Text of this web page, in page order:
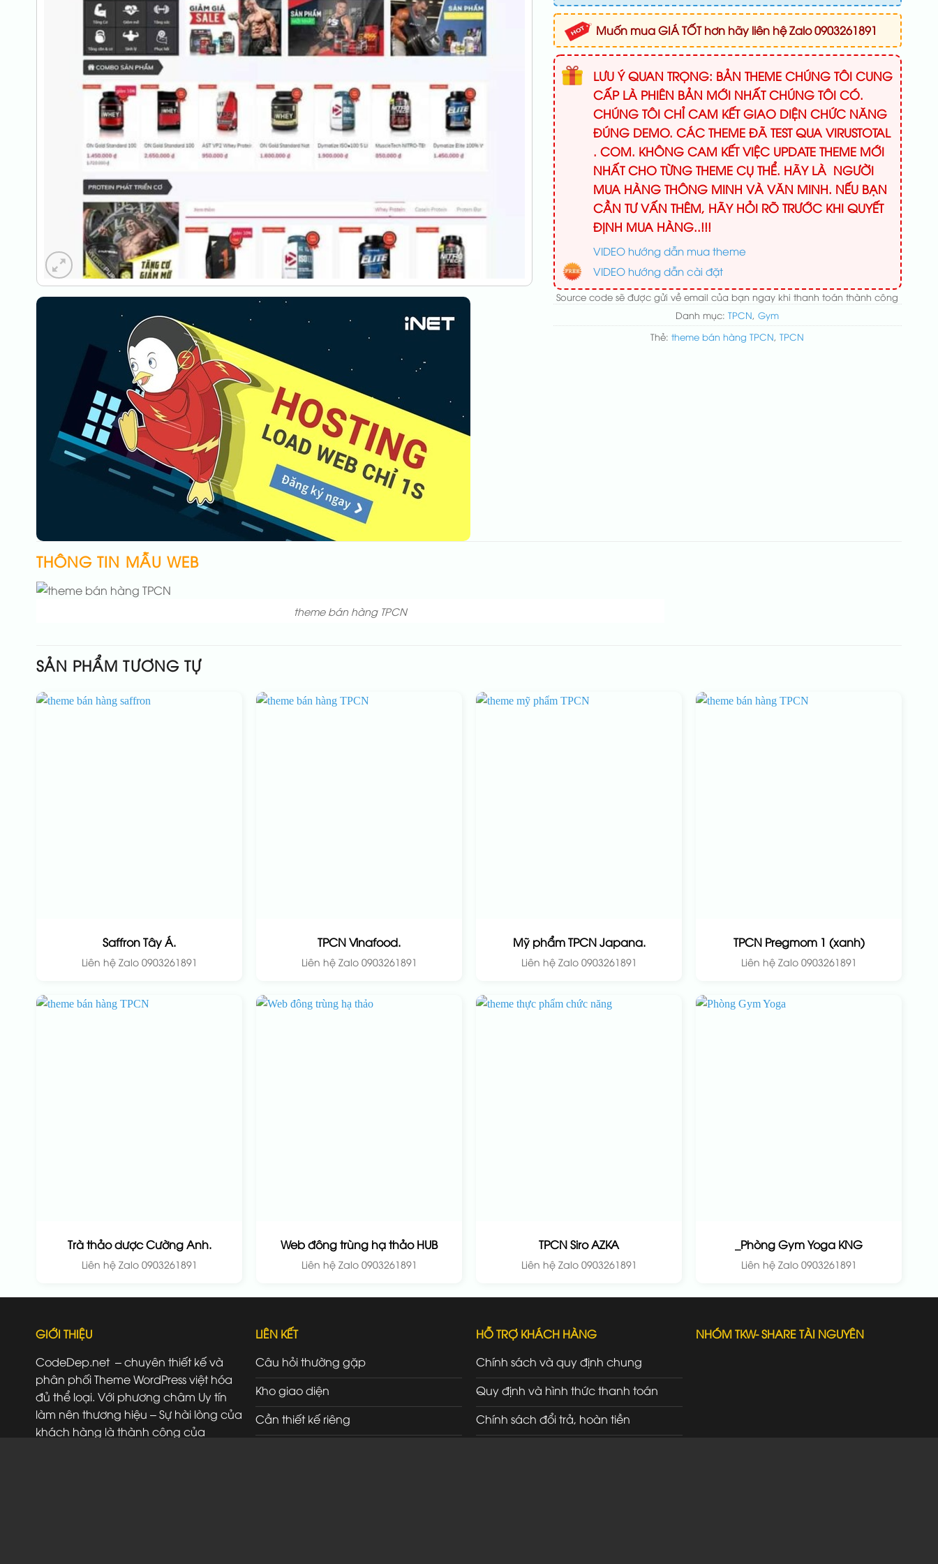
Muốn mua GIÁ TỐT hơn hãy liên hệ Zalo 0903261891
LƯU Ý QUAN TRỌNG: BẢN THEME CHÚNG TÔI CUNG
CẤP LÀ PHIÊN BẢN MỚI NHẤT CHÚNG TÔI CÓ.
CHÚNG TÔI CHỈ CAM KẾT GIAO DIỆN CHỨC NĂNG
ĐÚNG DEMO. CÁC THEME ĐÃ TEST QUA VIRUSTOTAL
. COM. KHÔNG CAM KẾT VIỆC UPDATE THEME MỚI
NHẤT CHO TỪNG THEME CỤ THỂ. HÃY LÀ NGƯỜI
MUA HÀNG THÔNG MINH VÀ VĂN MINH. NẾU BẠN
CẦN TƯ VẤN THÊM, HÃY HỎI RÕ TRƯỚC KHI QUYẾT
ĐỊNH MUA HÀNG..!!!
VIDEO hướng dẫn mua theme
VIDEO hướng dẫn cài đặt
Source code sẽ được gửi về email của bạn ngay khi thanh toán thành công
Danh mục:TPCN,Gym
Thẻ:theme bán hàng TPCN,TPCN
THÔNG TIN MẪU WEB
theme bán hàng TPCN
SẢN PHẨM TƯƠNG TỰ
Saffron Tây Á.
Liên hệ Zalo 0903261891
TPCN Vinafood.
Liên hệ Zalo 0903261891
Mỹ phẩm TPCN Japana.
Liên hệ Zalo 0903261891
TPCN Pregmom 1 (xanh)
Liên hệ Zalo 0903261891
Trà thảo dược Cường Anh.
Liên hệ Zalo 0903261891
Web đông trùng hạ thảo HUB
Liên hệ Zalo 0903261891
TPCN Siro AZKA
Liên hệ Zalo 0903261891
_Phòng Gym Yoga KNG
Liên hệ Zalo 0903261891
GIỚI THIỆU
CodeDep.net – chuyên thiết kế và
phân phối Theme WordPress việt hóa
đủ thể loại. Với phương châm Uy tín
làm nên thương hiệu – Sự hài lòng của
khách hàng là thành công của
LIÊN KẾT
Câu hỏi thường gặp
Kho giao diện
Cần thiết kế riêng
HỖ TRỢ KHÁCH HÀNG
Chính sách và quy định chung
Quy định và hình thức thanh toán
Chính sách đổi trả, hoàn tiền
NHÓM TKW- SHARE TÀI NGUYÊN